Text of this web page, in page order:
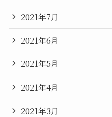
2021年7月
2021年6月
2021年5月
2021年4月
2021年3月